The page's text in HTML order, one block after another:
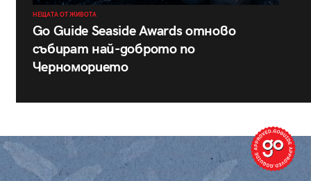
НЕЩАТА ОТ ЖИВОТА
Go Guide Seaside Awards отново
събират най-доброто по
Черноморието